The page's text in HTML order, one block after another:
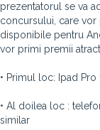
prezentatorul se va
concursului, care
disponibile pentru
vor primi premii
• Primul loc: Ipad Pro
• Al doilea loc :
similar